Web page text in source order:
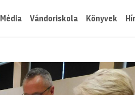
Média Vándoriskola Könyvek